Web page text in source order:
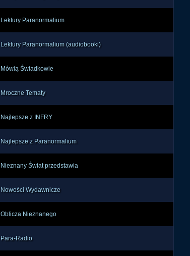
Lektury Paranormalium
Lektury Paranormalium (audiobooki)
Mówią Świadkowie
Mroczne Tematy
Najlepsze z INFRY
Najlepsze z Paranormalium
Nieznany Świat przedstawia
Nowości Wydawnicze
Oblicza Nieznanego
Para-Radio